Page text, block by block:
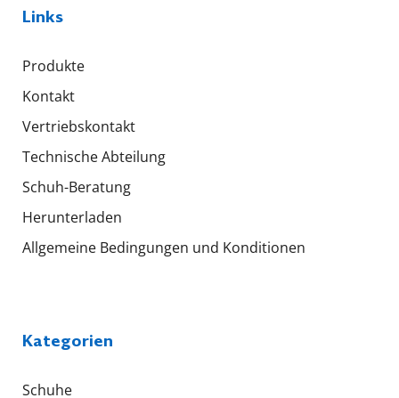
Links
Produkte
Kontakt
Vertriebskontakt
Technische Abteilung
Schuh-Beratung
Herunterladen
Allgemeine Bedingungen und Konditionen
Kategorien
Schuhe